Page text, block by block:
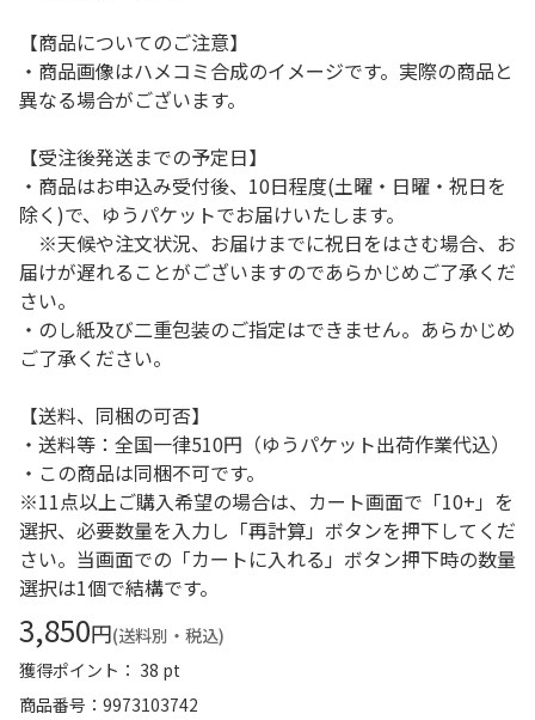
【商品についてのご注意】
・商品画像はハメコミ合成のイメージです。実際の商品と
異なる場合がございます。
【受注後発送までの予定日】
・商品はお申込み受付後、10日程度(土曜・日曜・祝日を
除く)で、ゆうパケットでお届けいたします。
※天候や注文状況、お届けまでに祝日をはさむ場合、お
届けが遅れることがございますのであらかじめご了承くだ
さい。
・のし紙及び二重包装のご指定はできません。あらかじめ
ご了承ください。
【送料、同梱の可否】
・送料等：全国一律510円（ゆうパケット出荷作業代込）
・この商品は同梱不可です。
※11点以上ご購入希望の場合は、カート画面で「10+」を
選択、必要数量を入力し「再計算」ボタンを押下してくだ
さい。当画面での「カートに入れる」ボタン押下時の数量
選択は1個で結構です。
3,850円(送料別・税込)
獲得ポイント： 38 pt
商品番号
9973103742